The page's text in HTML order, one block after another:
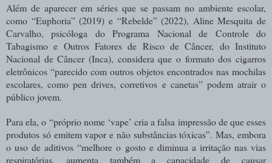
Além de aparecer em séries que se passam no ambiente escolar,
como “Euphoria” (2019) e “Rebelde” (2022), Aline Mesquita de
Carvalho, psicóloga do Programa Nacional de Controle do
Tabagismo e Outros Fatores de Risco de Câncer, do Instituto
Nacional de Câncer (Inca), considera que o formato dos cigarros
eletrônicos “parecido com outros objetos encontrados nas mochilas
escolares, como pen drives, corretivos e canetas” podem atrair o
público jovem.
Para ela, o “próprio nome ‘vape’ cria a falsa impressão de que esses
produtos só emitem vapor e não substâncias tóxicas”. Mas, embora
o uso de aditivos “melhore o gosto e diminua a irritação nas vias
respiratórias, aumenta também a capacidade de causar